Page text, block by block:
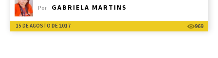
Por GABRIELA MARTINS
15 DE AGOSTO DE 2017 969